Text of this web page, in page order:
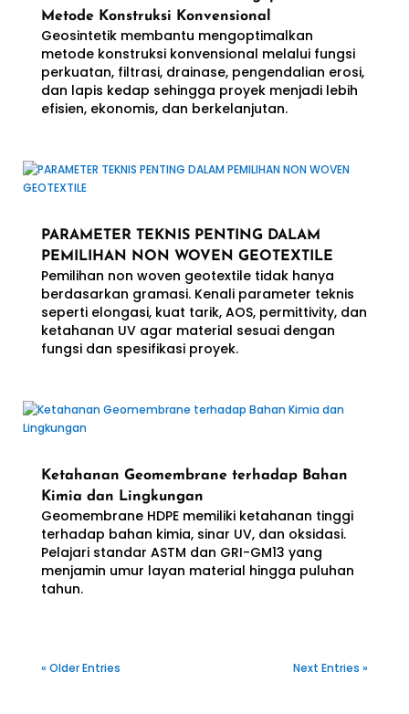
Metode Konstruksi Konvensional
Geosintetik membantu mengoptimalkan
metode konstruksi konvensional melalui fungsi
perkuatan, filtrasi, drainase, pengendalian erosi,
dan lapis kedap sehingga proyek menjadi lebih
efisien, ekonomis, dan berkelanjutan.
PARAMETER TEKNIS PENTING DALAM
PEMILIHAN NON WOVEN GEOTEXTILE
Pemilihan non woven geotextile tidak hanya
berdasarkan gramasi. Kenali parameter teknis
seperti elongasi, kuat tarik, AOS, permittivity, dan
ketahanan UV agar material sesuai dengan
fungsi dan spesifikasi proyek.
Ketahanan Geomembrane terhadap Bahan
Kimia dan Lingkungan
Geomembrane HDPE memiliki ketahanan tinggi
terhadap bahan kimia, sinar UV, dan oksidasi.
Pelajari standar ASTM dan GRI-GM13 yang
menjamin umur layan material hingga puluhan
tahun.
« Older Entries Next Entries »